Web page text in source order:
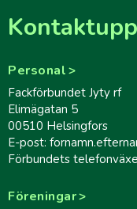
Personal
Fackförbundet Jyty rf
Elimägatan 5
00510 Helsingfors
E-post:
Förbundets
Föreningar